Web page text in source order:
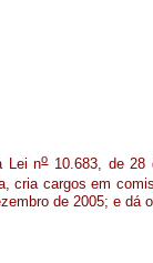
Lei no10.683, de 28
cria cargos em
de 2005; e dá